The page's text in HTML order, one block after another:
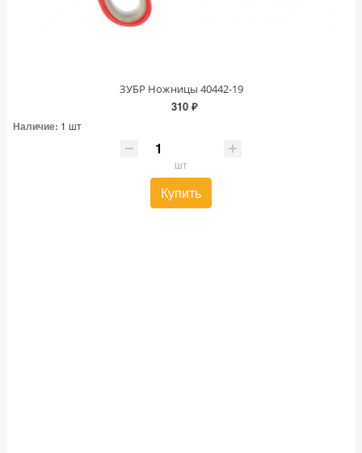
ЗУБР Ножницы 40442-19
310 ₽
Наличие: 1 шт
шт
Купить